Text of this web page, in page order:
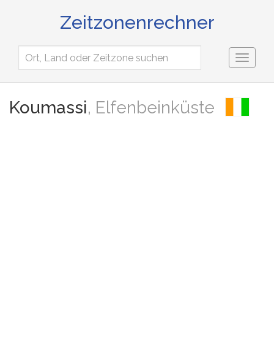
Zeitzonenrechner
Toggle
Koumassi, Elfenbeinküste